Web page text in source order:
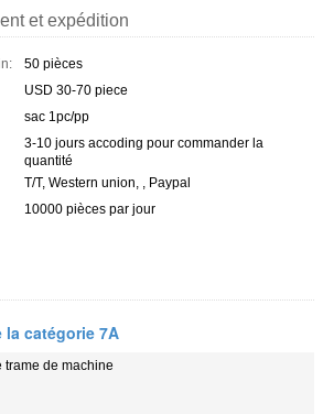
et expédition
50 pièces
USD 30-70 piece
sac 1pc/pp
3-10 jours accoding pour commander la
quantité
T/T, Western union, , Paypal
10000 pièces par jour
la catégorie 7A
trame de machine